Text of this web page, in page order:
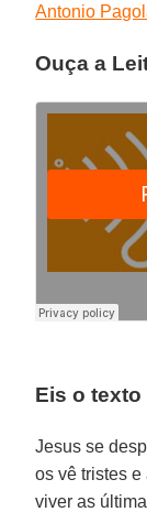
Antonio
Ouça a
Eis o texto
Jesus se
os vê tristes
viver as